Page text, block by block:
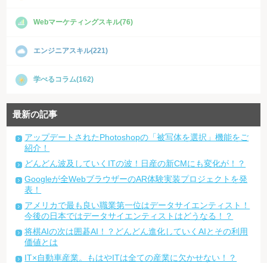
Webマーケティングスキル(76)
エンジニアスキル(221)
学べるコラム(162)
最新の記事
アップデートされたPhotoshopの「被写体を選択」機能をご
紹介！
どんどん波及していくITの波！日産の新CMにも変化が！？
Googleが全WebブラウザーのAR体験実装プロジェクトを発
表！
アメリカで最も良い職業第一位はデータサイエンティスト！
今後の日本ではデータサイエンティストはどうなる！？
将棋AIの次は囲碁AI！？どんどん進化していくAIとその利用
価値とは
IT×自動車産業。もはやITは全ての産業に欠かせない！？